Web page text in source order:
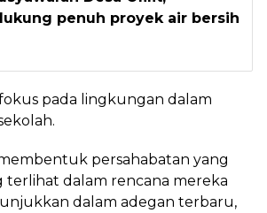
penuh proyek air bersih
pada lingkungan dalam
persahabatan yang
terlihat dalam rencana mereka
dalam adegan terbaru,